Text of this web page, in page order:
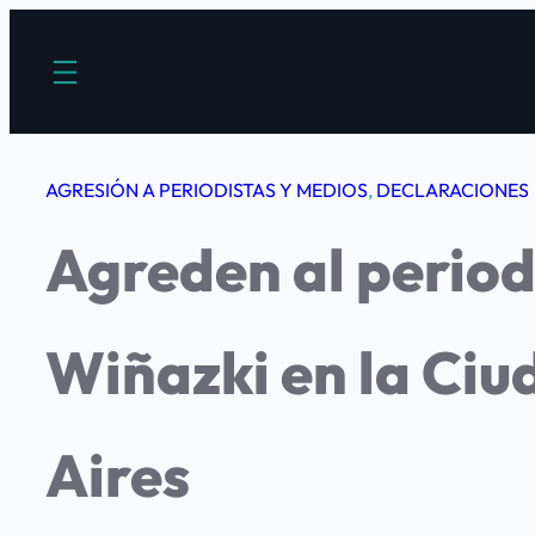
AGRESIÓN A PERIODISTAS Y MEDIOS, DECLARACIONES
Agreden al
Wiñazki en la
Aires